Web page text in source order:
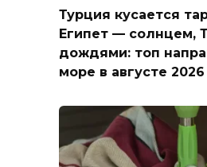
Турция кусается
Египет — солнцем,
дождями: топ
море в августе 2026